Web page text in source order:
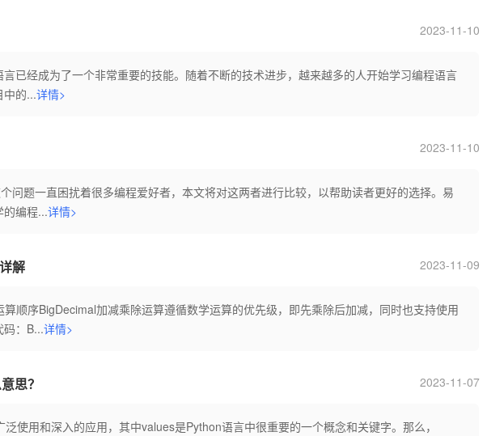
2023-11-10
已经成为了一个非常重要的技能。随着不断的技术进步，越来越多的人开始学习编程语言
中的...详情>
2023-11-10
问题一直困扰着很多编程爱好者，本文将对这两者进行比较，以帮助读者更好的选择。易
的编程...详情>
解
2023-11-09
顺序BigDecimal加减乘除运算遵循数学运算的优先级，即先乘除后加减，同时也支持使用
：B...详情>
思？
2023-11-07
使用和深入的应用，其中values是Python语言中很重要的一个概念和关键字。那么，